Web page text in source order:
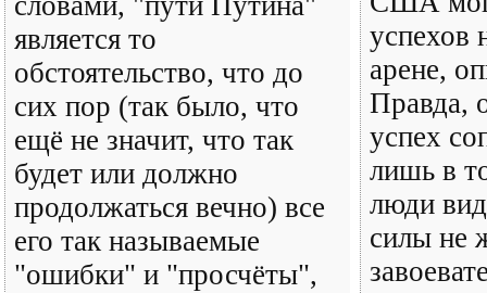
является то
обстоятельство, что до
сих пор (так было, что
ещё не значит, что так
будет или должно
продолжаться вечно) все
его так называемые
"ошибки" и "просчёты",
успехов
арене,
Правда,
успех
лишь в
люди
силы не